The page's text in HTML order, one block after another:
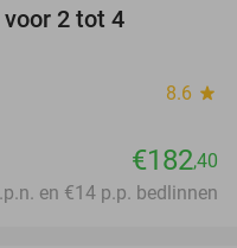
2 tot 4
8.6 star
€182,40
en €14 p.p. bedlinnen